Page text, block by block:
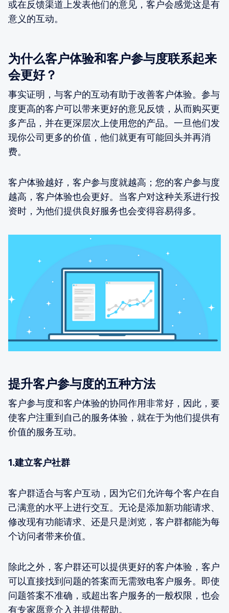
或在反馈渠道上发表他们的意见，客户会感觉这是有
意义的互动。
为什么客户体验和客户参与度联系起来
会更好？
事实证明，与客户的互动有助于改善客户体验。参与
度更高的客户可以带来更好的意见反馈，从而购买更
多产品，并在更深层次上使用您的产品。一旦他们发
现你公司更多的价值，他们就更有可能回头并再消
费。
客户体验越好，客户参与度就越高；您的客户参与度
越高，客户体验也会更好。当客户对这种关系进行投
资时，为他们提供良好服务也会变得容易得多。
提升客户参与度的五种方法
客户参与度和客户体验的协同作用非常好，因此，要
使客户注重到自己的服务体验，就在于为他们提供有
价值的服务互动。
1.建立客户社群
客户群适合与客户互动，因为它们允许每个客户在自
己满意的水平上进行交互。无论是添加新功能请求、
修改现有功能请求、还是只是浏览，客户群都能为每
个访问者带来价值。
除此之外，客户群还可以提供更好的客户体验，客户
可以直接找到问题的答案而无需致电客户服务。即使
问题答案不准确，或超出客户服务的一般权限，也会
有专家愿意介入并提供帮助。